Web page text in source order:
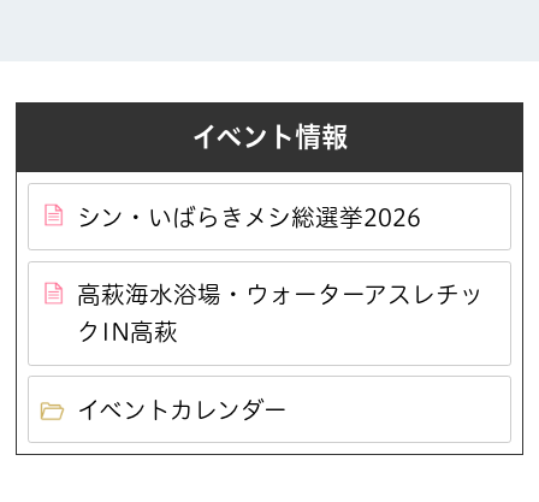
イベント情報
シン・いばらきメシ総選挙2026
高萩海水浴場・ウォーターアスレチッ
クIN高萩
イベントカレンダー